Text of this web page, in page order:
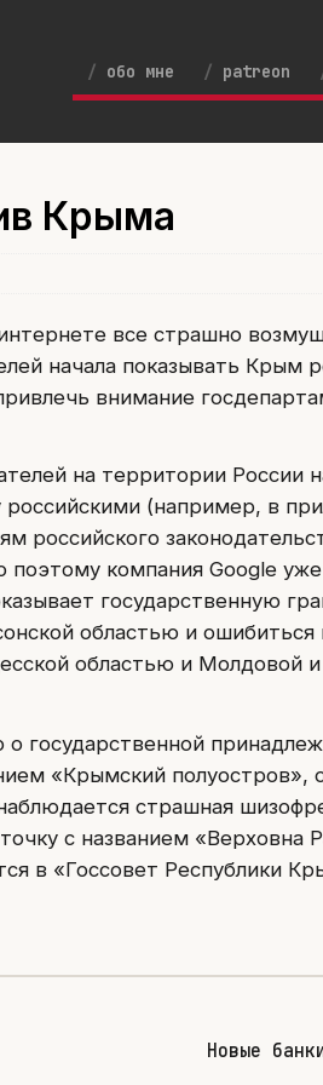
обо мне patreon
Крыма
все страшно
начала показывать Крым
внимание
на территории России
(например, в
российского
компания Google уже
государственную
областью и
областью и Молдовой
государственной
«Крымский полуостров»,
страшная
с названием «Верховна
в «Госсовет Республики
Новые